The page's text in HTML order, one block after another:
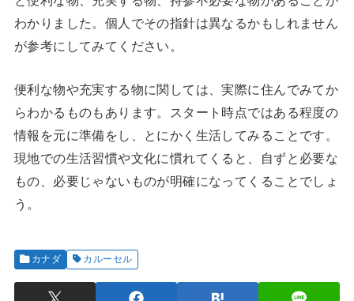
わかりました。個人でその指針は異なるかもしれません
が参考にしてみてください。
便利な物や充実する物に関しては、実際に住んでみてか
らわかるものもあります。スタート時点ではある程度の
情報を元に準備をし、とにかく生活してみることです。
現地での生活習慣や文化に慣れてくると、自ずと必要な
もの、必要じゃないものが明確になってくることでしょ
う。
カナダ カルーセル